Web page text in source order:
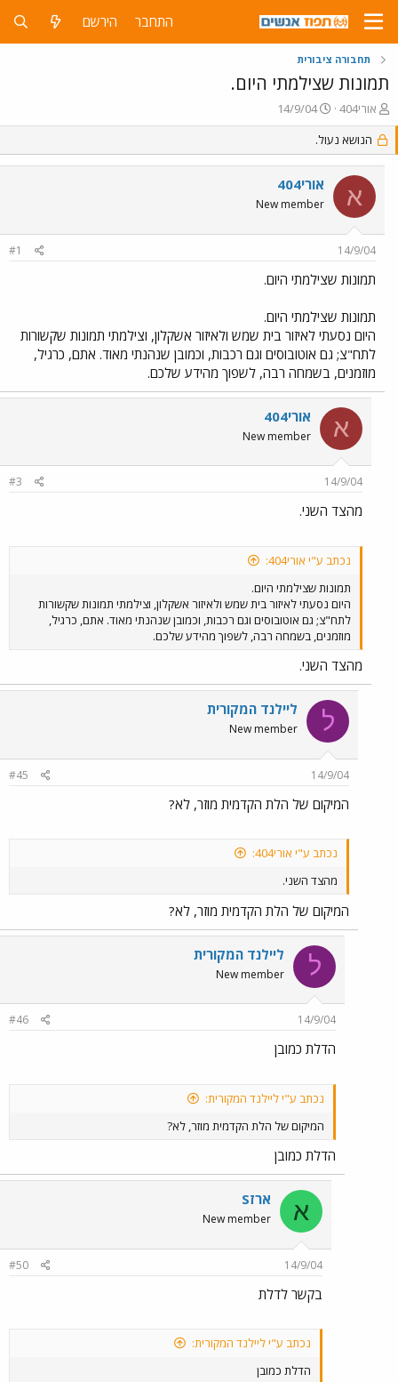
התחבר הירשם
תחבורה ציבורית
תמונות שצילמתי היום.
פ
ו
ת
ח
נ
ו
א
אורי404
פ
ו
ר
ס
ב
ת
ר
14/9/04
הנושא נעול.
א אורי404
New member
14/9/04
#1
תמונות שצילמתי היום.
תמונות שצילמתי היום.
היום נסעתי לאיזור בית שמש ולאיזור אשקלון, וצילמתי תמונות שקשורות
לתח"צ; גם אוטובוסים וגם רכבות, וכמובן שנהנתי מאוד. אתם, כרגיל,
מוזמנים, בשמחה רבה, לשפוך מהידע שלכם.
א אורי404
New member
14/9/04
#3
מהצד השני.
נכתב ע"י אורי404:
תמונות שצילמתי היום.
היום נסעתי לאיזור בית שמש ולאיזור אשקלון, וצילמתי תמונות שקשורות
לתח"צ; גם אוטובוסים וגם רכבות, וכמובן שנהנתי מאוד. אתם, כרגיל,
מוזמנים, בשמחה רבה, לשפוך מהידע שלכם.
מהצד השני.
ל ליילנד המקורית
New member
14/9/04
#45
המיקום של הלת הקדמית מוזר, לא?
נכתב ע"י אורי404:
מהצד השני.
המיקום של הלת הקדמית מוזר, לא?
ל ליילנד המקורית
New member
14/9/04
#46
הדלת כמובן
נכתב ע"י ליילנד המקורית:
המיקום של הלת הקדמית מוזר, לא?
הדלת כמובן
א ארזS
New member
14/9/04
#50
בקשר לדלת
נכתב ע"י ליילנד המקורית:
הדלת כמובן